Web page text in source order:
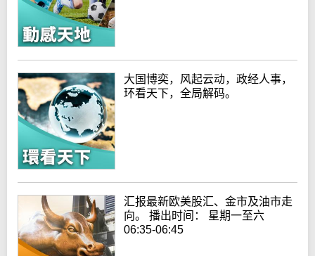
大国博奕，风起云动，政经人事，
环看天下，全局解码。
汇报最新欧美股汇、金市及油市走
向。 播出时间： 星期一至六
06:35-06:45